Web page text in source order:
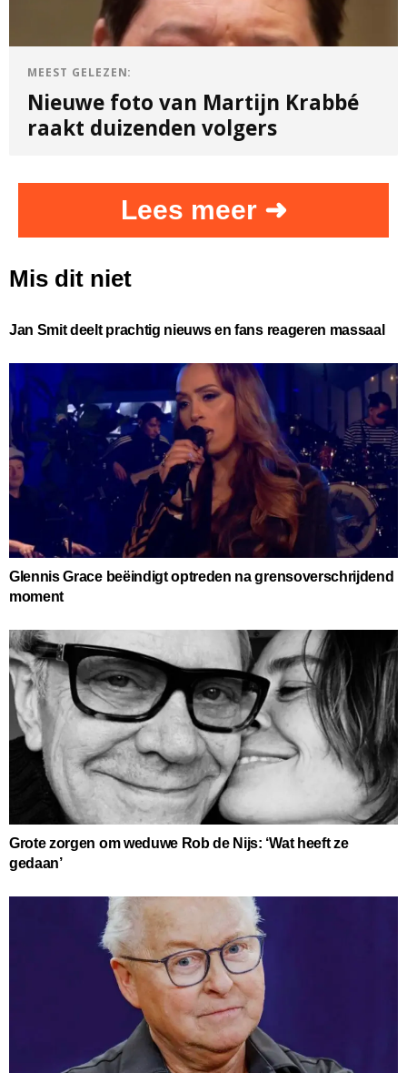
MEEST GELEZEN:
Nieuwe foto van Martijn Krabbé
raakt duizenden volgers
Lees meer ➜
Mis dit niet
Jan Smit deelt prachtig nieuws en fans reageren massaal
Glennis Grace beëindigt optreden na grensoverschrijdend
moment
Grote zorgen om weduwe Rob de Nijs: ‘Wat heeft ze
gedaan’